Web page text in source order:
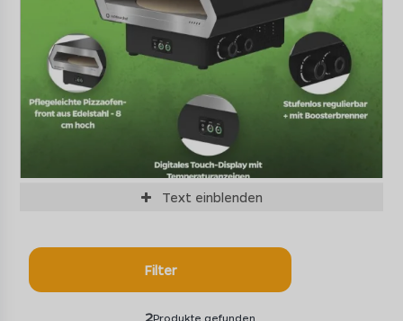
Der Outdoorchef Gas Pizzaofen Prismo 420 G mit
Der Outdoorchef Gas Pizzaofen Prismo 420 G
für echtes Pizza-Handwerk unter freiem Himmel. Hohe
Text einblenden
Filter
2Produkte gefunden